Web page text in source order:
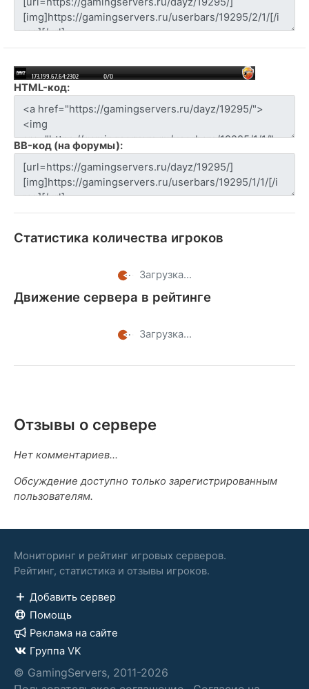
HTML-код:
BB-код (на форумы):
Статистика количества игроков
Загрузка...
Движение сервера в рейтинге
Загрузка...
Отзывы о сервере
Нет комментариев...
Обсуждение доступно только зарегистрированным
пользователям.
Мониторинг и рейтинг игровых серверов.
Рейтинг, статистика и отзывы игроков.
Добавить сервер
Помощь
Реклама на сайте
Группа VK
© GamingServers, 2011-2026